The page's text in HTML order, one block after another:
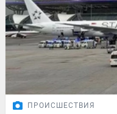
ПРОИСШЕСТВИЯ